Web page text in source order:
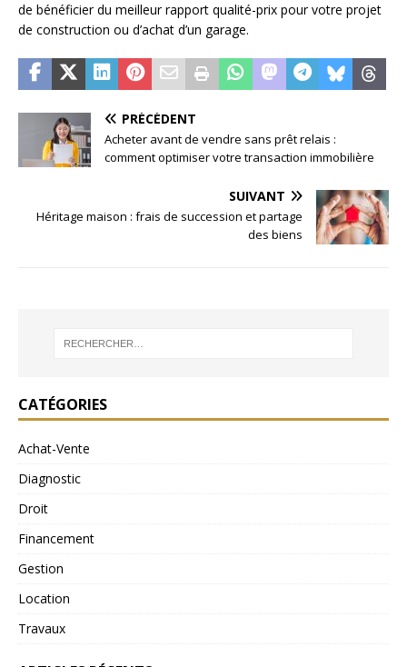
de bénéficier du meilleur rapport qualité-prix pour votre projet
de construction ou d’achat d’un garage.
PRÉCÉDENT
Acheter avant de vendre sans prêt relais :
comment optimiser votre transaction immobilière
SUIVANT
Héritage maison : frais de succession et partage
des biens
CATÉGORIES
Achat-Vente
Diagnostic
Droit
Financement
Gestion
Location
Travaux